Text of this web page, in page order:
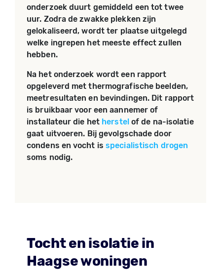
onderzoek duurt gemiddeld een tot twee
uur. Zodra de zwakke plekken zijn
gelokaliseerd, wordt ter plaatse uitgelegd
welke ingrepen het meeste effect zullen
hebben.
Na het onderzoek wordt een rapport
opgeleverd met thermografische beelden,
meetresultaten en bevindingen. Dit rapport
is bruikbaar voor een aannemer of
installateur die het herstelof de na-isolatie
gaat uitvoeren. Bij gevolgschade door
condens en vocht isspecialistisch drogen
soms nodig.
Tocht en isolatie in
Haagse woningen